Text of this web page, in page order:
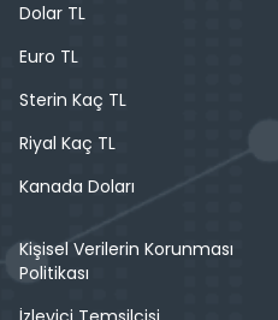
Dolar TL
Euro TL
Sterin Kaç TL
Riyal Kaç TL
Kanada Doları
Kişisel Verilerin Korunması
Politikası